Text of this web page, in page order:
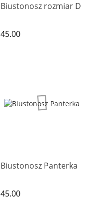
Biustonosz rozmiar D
45.00
Biustonosz Panterka
45.00